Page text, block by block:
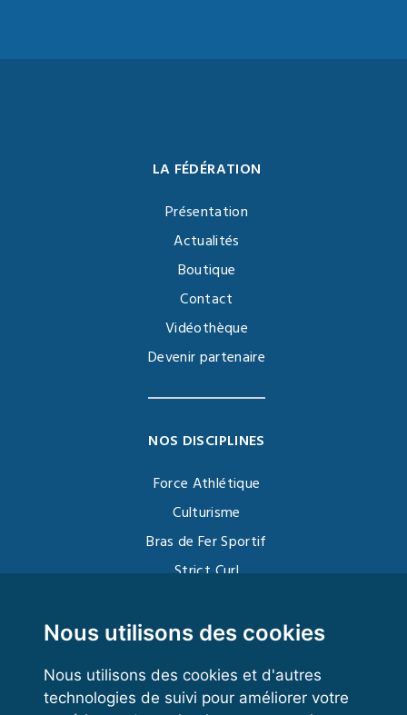
Nous utilisons des cookies
Nous utilisons des cookies et d'autres
technologies de suivi pour améliorer votre
LA FÉDÉRATION
Présentation
Actualités
Boutique
Contact
Vidéothèque
Devenir partenaire
NOS DISCIPLINES
Force Athlétique
Culturisme
Bras de Fer Sportif
Strict Curl
Kettlebell